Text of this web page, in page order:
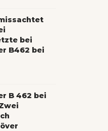
bei
B462 bei
B 462 bei